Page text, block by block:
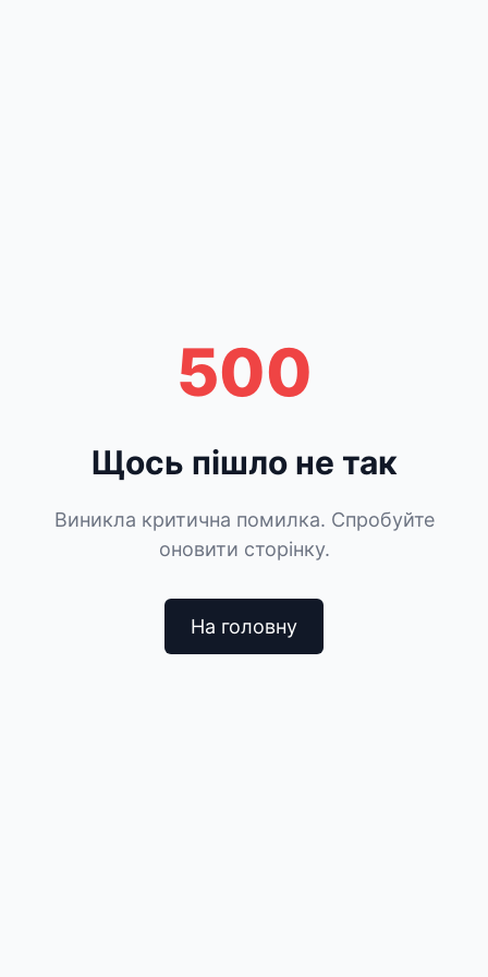
500
Щось пішло не так
Виникла критична помилка. Спробуйте
оновити сторінку.
На головну